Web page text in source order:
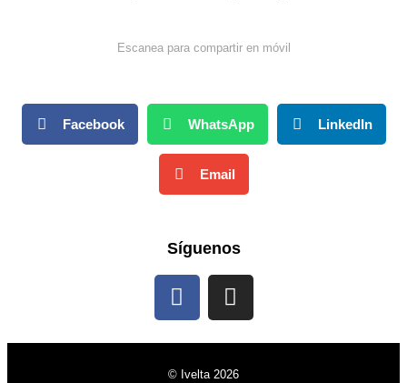
Escanea para compartir en móvil
Facebook WhatsApp LinkedIn
Email
Síguenos
© Ivelta 2026